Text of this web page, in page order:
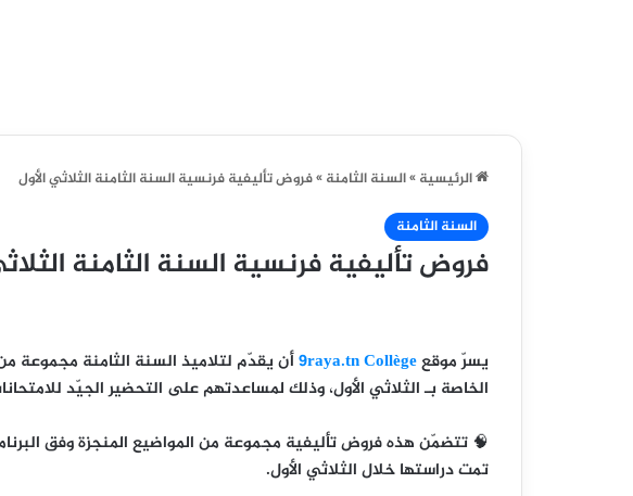
الرئيسية»السنة الثامنة»فروض تأليفية فرنسية السنة الثامنة الثلاثي الأول
السنة الثامنة
فروض تأليفية فرنسية السنة الثامنة
يسرّ موقع9raya.tn Collègeأن يقدّم لتلاميذ السنة الثامنةمجموعة
الخاصة بـالثلاثي الأول، وذلك لمساعدتهم على التحضير الجيّد
🧠 تتضمّن هذه فروض تأليفية مجموعة من المواضيع المنجزة وفق
تمت دراستها خلال الثلاثي الأول.